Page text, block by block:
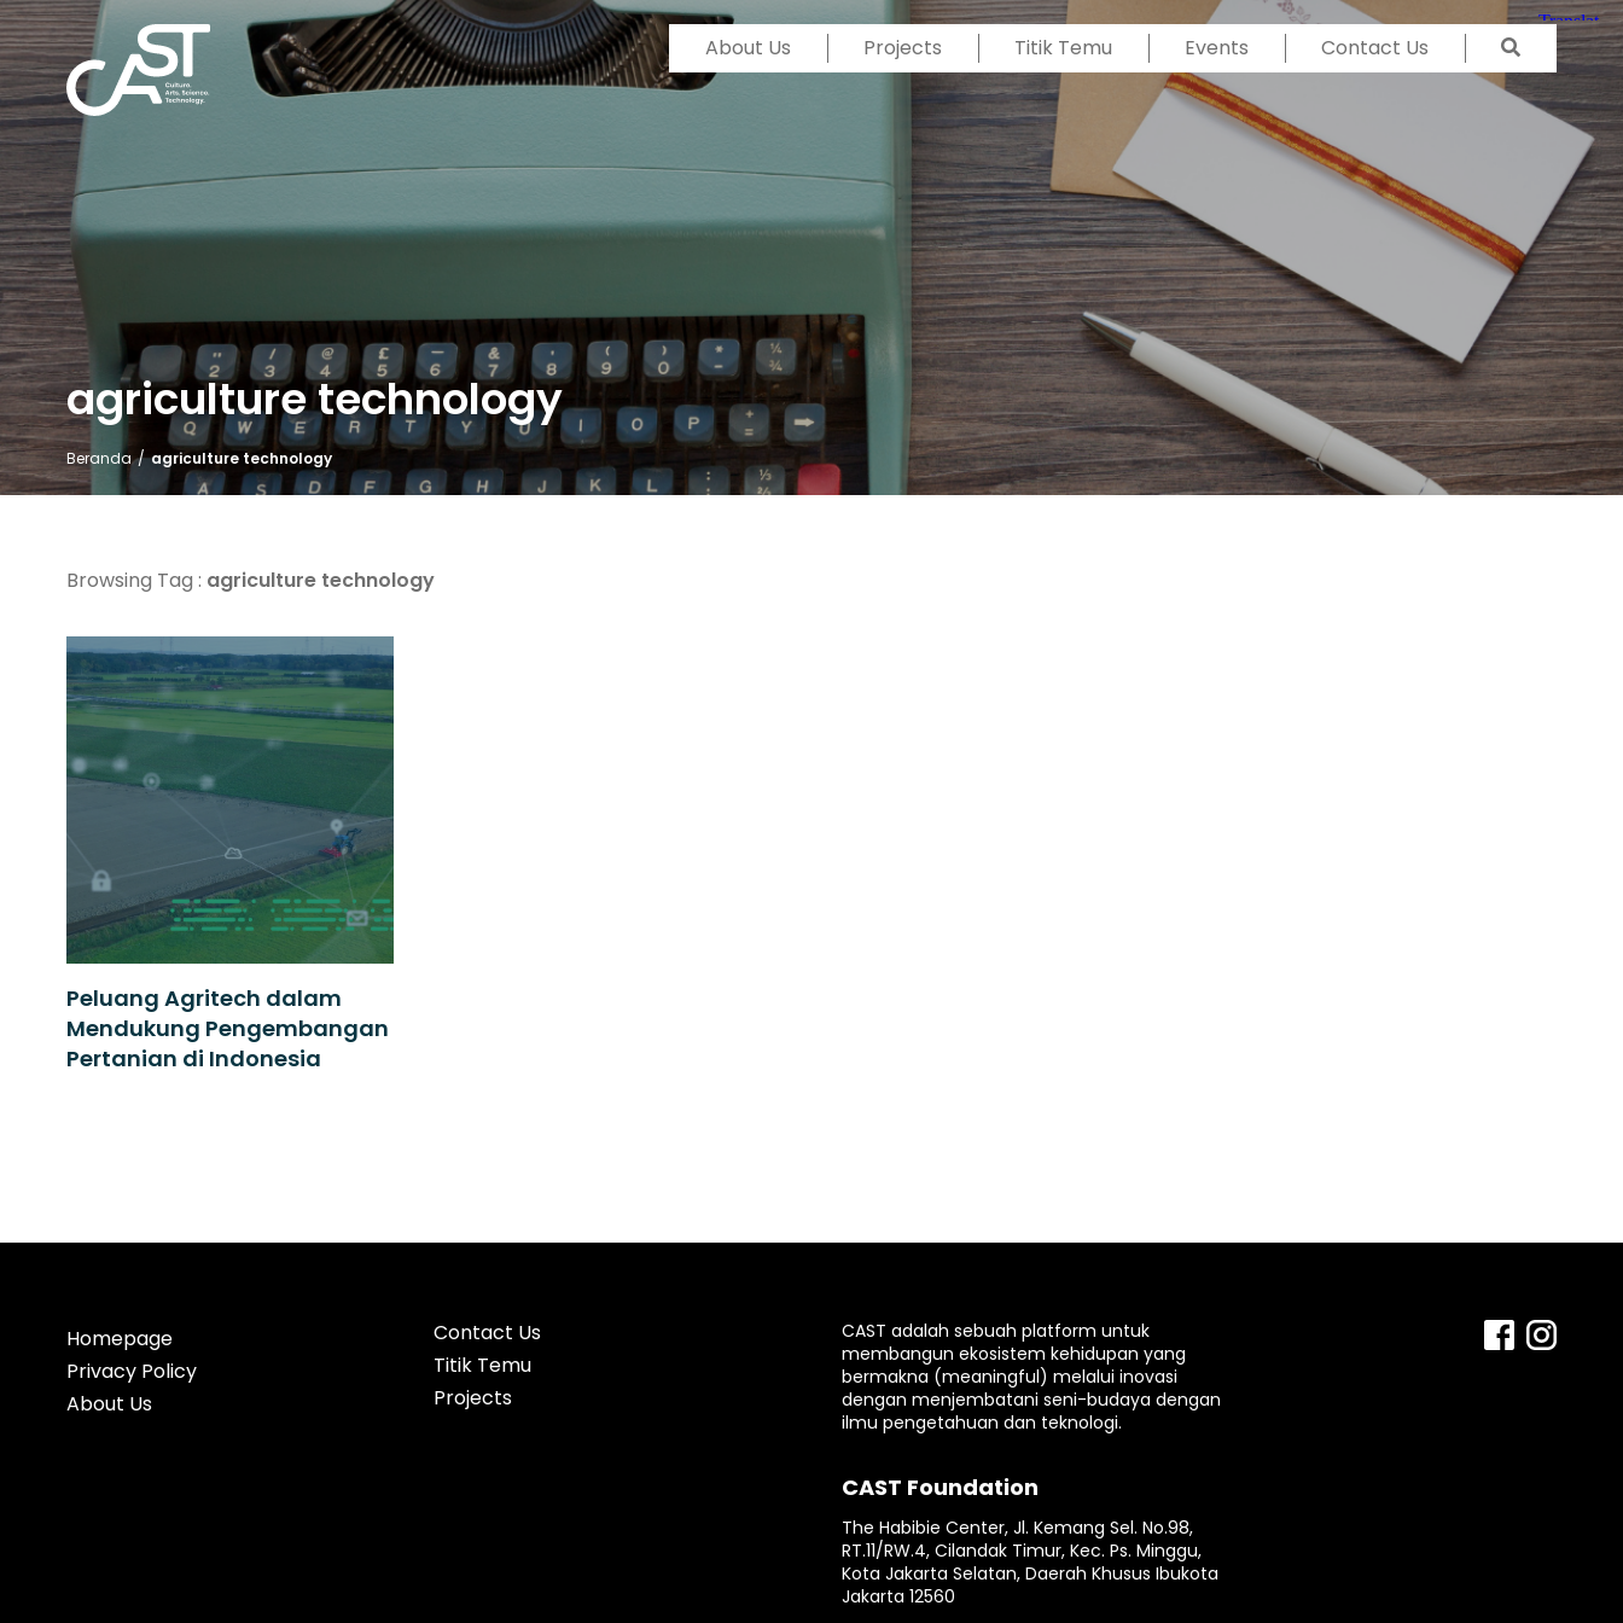
About Us Projects Titik Temu Events Contact Us
agriculture technology
Beranda / agriculture technology
Browsing Tag : agriculture technology
Peluang Agritech dalam
Mendukung Pengembangan
Pertanian di Indonesia
Homepage
Privacy Policy
About Us
Contact Us
Titik Temu
Projects
CAST adalah sebuah platform untuk
membangun ekosistem kehidupan yang
bermakna (meaningful) melalui inovasi
dengan menjembatani seni-budaya dengan
ilmu pengetahuan dan teknologi.
CAST Foundation
The Habibie Center, Jl. Kemang Sel. No.98,
RT.11/RW.4, Cilandak Timur, Kec. Ps. Minggu,
Kota Jakarta Selatan, Daerah Khusus Ibukota
Jakarta 12560